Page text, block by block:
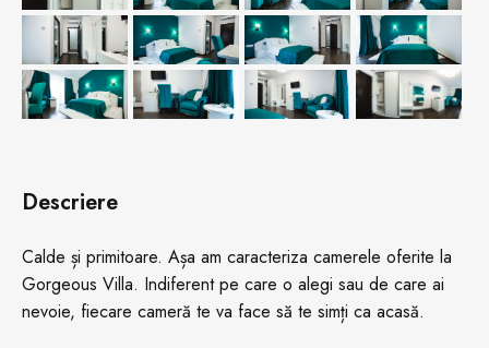
Descriere
Calde și primitoare. Așa am caracteriza camerele oferite la
Gorgeous Villa. Indiferent pe care o alegi sau de care ai
nevoie, fiecare cameră te va face să te simți ca acasă.